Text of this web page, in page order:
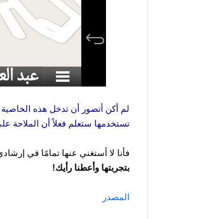
لم أكن أتصور أن تدخل هذه الخاصية
تستخدمها ستعلم فعلاً أن
فأنا لا أستغني عنها تمامًا في
بتجربتها وأعطنا رأيك!
المصدر